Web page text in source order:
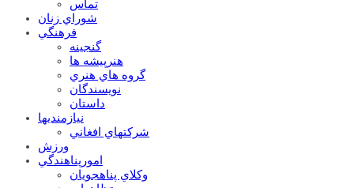
تماس
شوراي زنان
فرهنگي
گنجينه
هنرپيشه ها
گروه هاي هنري
نويسندگان
داستان
نيازمنديها
شرکتهاي افغاني
ورزش
امورپناهندگي
وکلاي پناهجويان